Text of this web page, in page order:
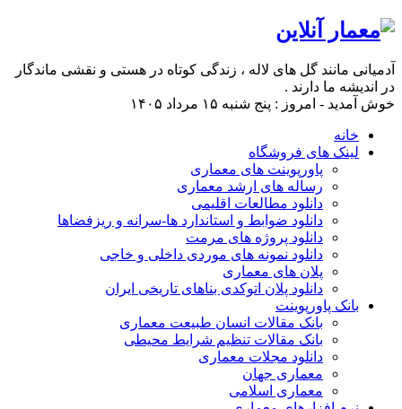
آدمیانی مانند گل های لاله ، زندگی کوتاه در هستی و نقشی ماندگار
در اندیشه ما دارند .
خوش آمدید - امروز : پنج شنبه ۱۵ مرداد ۱۴۰۵
خانه
لینک های فروشگاه
پاورپوینت های معماری
رساله های ارشد معماری
دانلود مطالعات اقلیمی
دانلود ضوابط و استاندارد ها-سرانه و ریزفضاها
دانلود پروژه های مرمت
دانلود نمونه های موردی داخلی و خاجی
پلان های معماری
دانلود پلان اتوکدی بناهای تاریخی ایران
بانک پاورپوینت
بانک مقالات انسان طبیعت معماری
بانک مقالات تنظیم شرایط محیطی
دانلود مجلات معماری
معماری جهان
معماری اسلامی